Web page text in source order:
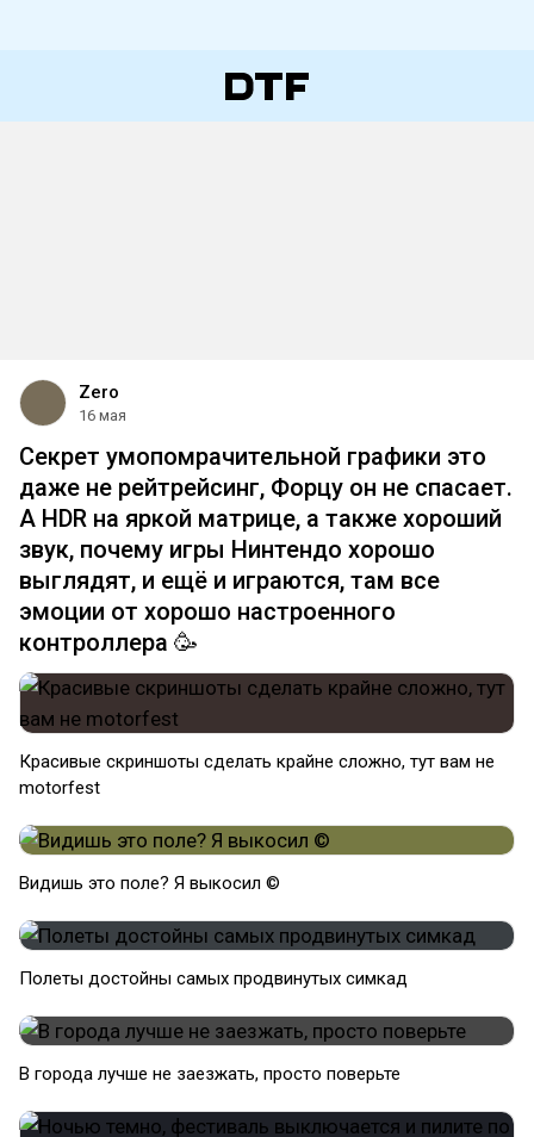
Zero
16 мая
Секрет умопомрачительной графики это
даже не рейтрейсинг, Форцу он не спасает.
А HDR на яркой матрице, а также хороший
звук, почему игры Нинтендо хорошо
выглядят, и ещё и играются, там все
эмоции от хорошо настроенного
контроллера 🥳
Красивые скриншоты сделать крайне сложно, тут вам не
motorfest
Видишь это поле? Я выкосил ©
Полеты достойны самых продвинутых симкад
В города лучше не заезжать, просто поверьте